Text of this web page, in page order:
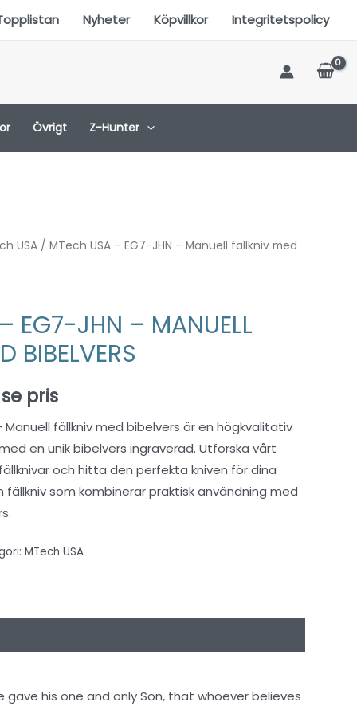
Nyheter Köpvillkor Integritetspolicy
Övrigt Z-Hunter
USA/ MTech USA – EG7-JHN – Manuell fällkniv med
EG7-JHN – MANUELL
BIBELVERS
pris
Manuell fällkniv med bibelvers är en högkvalitativ
en unik bibelvers ingraverad. Utforska vårt
och hitta den perfekta kniven för dina
fällkniv som kombinerar praktisk användning med
MTech USA
his one and only Son, that whoever believes